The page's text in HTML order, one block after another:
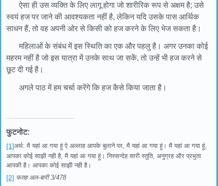
ऐसा ही उस व्यक्ति के लिए लागू होगा जो शारीरिक रूप से अक्षम है; उसे
स्वयं हज पर जाने की आवश्यकता नहीं है, लेकिन यदि उसके पास आर्थिक
साधन हैं, तो वह अपनी ओर से किसी को हज करने के लिए भेज सकता है।
महिलाओं के संबंध में इस स्थिति का एक और पहलु है। अगर उनका कोई
महरम नहीं है जो इस यात्रा में उनके साथ जा सकें, तो उन्हें भी हज करने से
छूट दी गई है।
अगले पाठ में हम चर्चा करेंगे कि हज कैसे किया जाता है।
फुटनोट:
[1]अर्थ: मै यहां आ गया हूं ऐ अल्लाह आपके बुलाने पर, मै यहां आ गया हूं। मै यहां आ गया हूं,
आपका कोई साझी नही है, मै यहां आ गया हूं। निस्सन्देह सारी स्तुति, अनुग्रह और प्रभुता
आपकी है। आपका कोई साझी नही है।
[2] फतह अल-बारी 3/478